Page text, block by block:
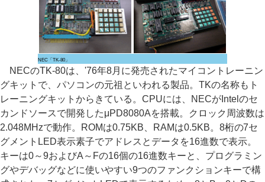
NEC「TK-80」
NECのTK-80は、'76年8月に発売されたマイコントレーニン
グキットで、パソコンの元祖といわれる製品。TKの名称もト
レーニングキットからきている。CPUには、NECがIntelのセ
カンドソースで開発したμPD8080Aを搭載。クロック周波数は
2.048MHzで動作。ROMは0.75KB、RAMは0.5KB。8桁の7セ
グメントLED表示素子でアドレスとデータを16進数で表示。
キーは0～9およびA～Fの16個の16進数キーと、プログラミン
グやデバッグなどに使いやすい9つのファンクションキーで構